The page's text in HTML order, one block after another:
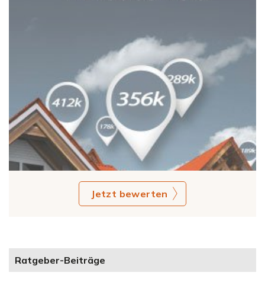
Jetzt bewerten
Ratgeber-Beiträge